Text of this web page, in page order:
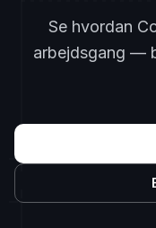
Se hvordan
arbejdsgang —